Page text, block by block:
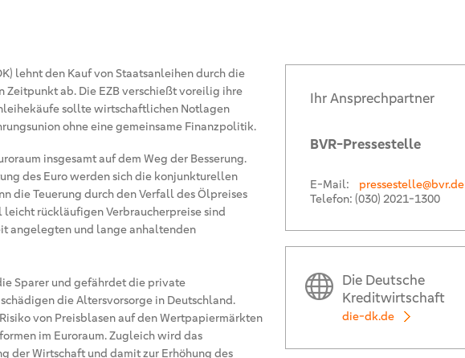
lehnt den Kauf von Staatsanleihen durch die
Zeitpunkt ab. Die EZB verschießt voreilig ihre
sollte wirtschaftlichen Notlagen
ohne eine gemeinsame Finanzpolitik.
insgesamt auf dem Weg der Besserung.
des Euro werden sich die konjunkturellen
die Teuerung durch den Verfall des Ölpreises
rückläufigen Verbraucherpreise sind
angelegten und lange anhaltenden
Sparer und gefährdet die private
die Altersvorsorge in Deutschland.
von Preisblasen auf den Wertpapiermärkten
im Euroraum. Zugleich wird das
der Wirtschaft und damit zur Erhöhung des
Ihr Ansprechpartner
BVR-Pressestelle
E-Mail:
pressestelle@bvr.de
Telefon: (030) 2021-1300
Die Deutsche
Kreditwirtschaft
die-dk.de